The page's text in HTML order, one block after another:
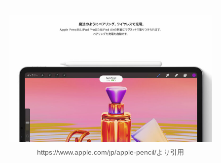
https://www.apple.com/jp/apple-pencil/より引用